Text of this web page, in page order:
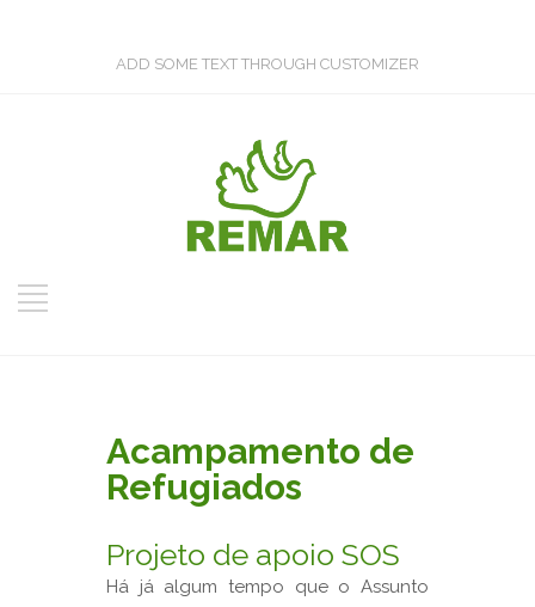
ADD SOME TEXT THROUGH CUSTOMIZER
Acampamento de
Refugiados
Projeto de apoio SOS
Há já algum tempo que o Assunto